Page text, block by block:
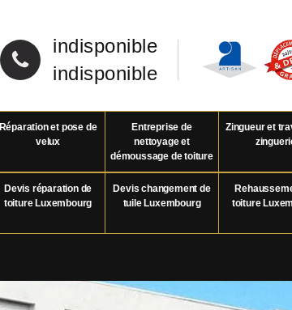
indisponible
indisponible
Réparation et pose de
velux
Entreprise de
nettoyage et
démoussage de toiture
Zingueur et
Devis réparation de
toiture Luxembourg
Devis changement de
tuile Luxembourg
toiture